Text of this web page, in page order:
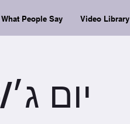
What People Say Video Library
יום ג׳/18:45 / פילאטיס (45 דקות)